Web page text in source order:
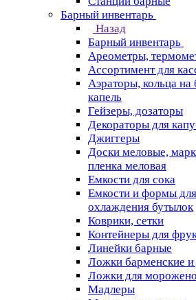
Барный инвентарь
Назад
Барный инвентарь
Ареометры,
Ассортимент для
Аэраторы, кольца на
капель
Гейзеры, дозаторы
Декораторы для
Джиггеры
Доски меловые,
пленка меловая
Емкости для сока
Емкости и формы
охлаждения бутылок
Коврики, сетки
Контейнеры для
Линейки барные
Ложки барменские и
Ложки для
Мадлеры